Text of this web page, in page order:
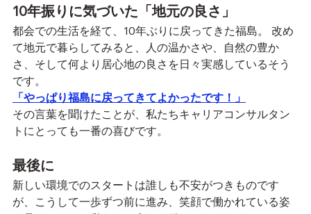
10年振りに気づいた「地元の良さ」
都会での生活を経て、10年ぶりに戻ってきた福島。 改め
て地元で暮らしてみると、人の温かさや、自然の豊か
さ、そして何より居心地の良さを日々実感しているそう
です。
「やっぱり福島に戻ってきてよかったです！」
その言葉を聞けたことが、私たちキャリアコンサルタン
トにとっても一番の喜びです。
最後に
新しい環境でのスタートは誰しも不安がつきものです
が、こうして一歩ずつ前に進み、笑顔で働かれている姿